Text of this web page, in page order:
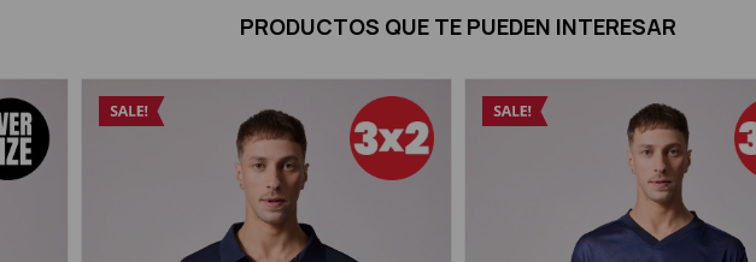
PRODUCTOS QUE TE PUEDEN INTERESAR